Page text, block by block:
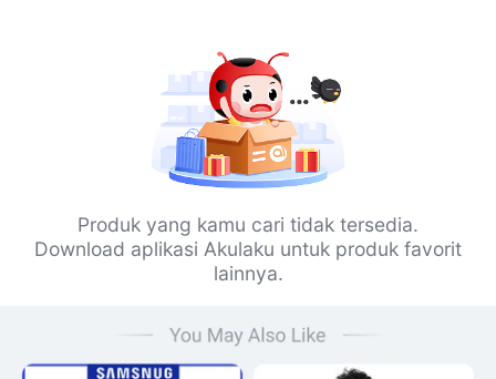
Produk yang kamu cari tidak tersedia.
Download aplikasi Akulaku untuk produk favorit
lainnya.